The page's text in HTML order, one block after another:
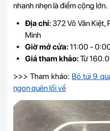
nhanh nhẹn là điểm cộng lớn.
Địa chỉ:372 Võ Văn Kiệt,
Minh
Giờ mở cửa:11:00 -
Giá tham khảo:Từ
>>> Tham khảo: Bỏ túi 9
ngon quên lối về